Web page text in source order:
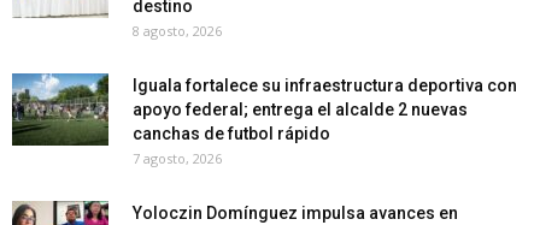
destino
8 agosto, 2026
Iguala fortalece su infraestructura deportiva con
apoyo federal; entrega el alcalde 2 nuevas
canchas de futbol rápido
7 agosto, 2026
Yoloczin Domínguez impulsa avances en